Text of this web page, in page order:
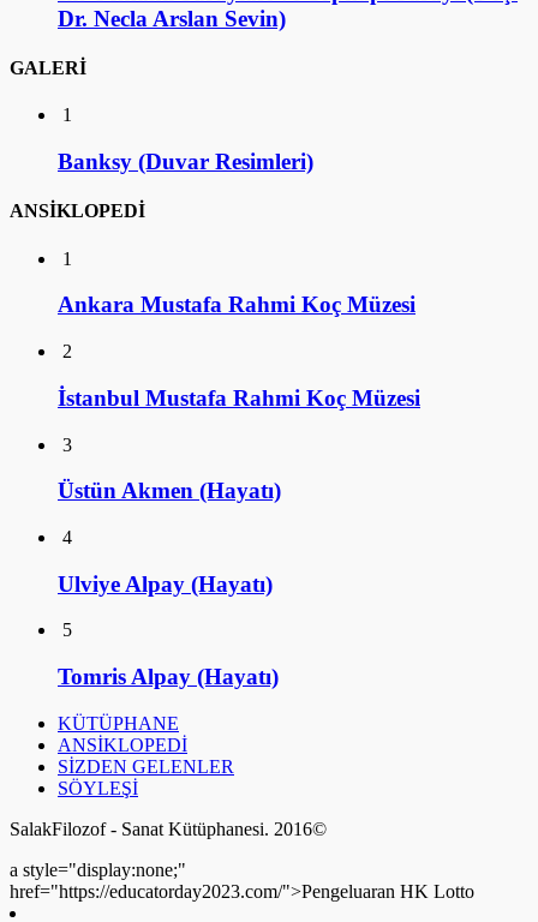
Dr. Necla Arslan Sevin)
GALERİ
1
Banksy (Duvar Resimleri)
ANSİKLOPEDİ
1
Ankara Mustafa Rahmi Koç Müzesi
2
İstanbul Mustafa Rahmi Koç Müzesi
3
Üstün Akmen (Hayatı)
4
Ulviye Alpay (Hayatı)
5
Tomris Alpay (Hayatı)
KÜTÜPHANE
ANSİKLOPEDİ
SİZDEN GELENLER
SÖYLEŞİ
SalakFilozof - Sanat Kütüphanesi. 2016©
a style="display:none;"
href="https://educatorday2023.com/">Pengeluaran HK Lotto